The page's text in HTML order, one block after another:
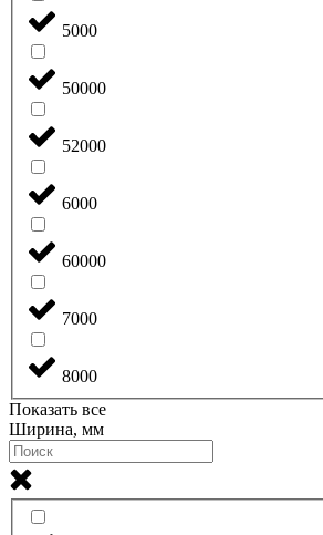
5000
50000
52000
6000
60000
7000
8000
Показать все
Ширина, мм